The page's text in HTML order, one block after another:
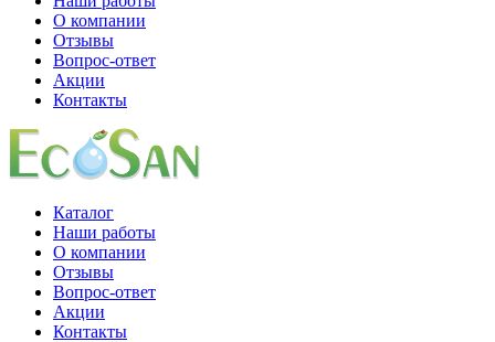
О компании
Отзывы
Вопрос-ответ
Акции
Контакты
Каталог
Наши работы
О компании
Отзывы
Вопрос-ответ
Акции
Контакты